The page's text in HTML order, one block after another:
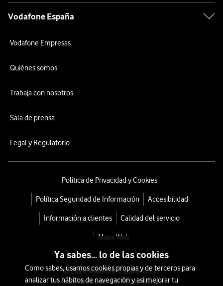
Vodafone España
Vodafone Empresas
Quiénes somos
Trabaja con nosotros
Sala de prensa
Legal y Regulatorio
Política de Privacidad y Cookies
Política Seguridad de Información Accesibilidad
Información a clientes Calidad del servicio
Mapa Web
© 2026 Vodafone España S.A.U.
Avda. América 115, 28042 Madrid
Ya sabes... lo de las cookies
Como sabes, usamos cookies propias y de terceros para
analizar tus hábitos de navegación y así mejorar tu